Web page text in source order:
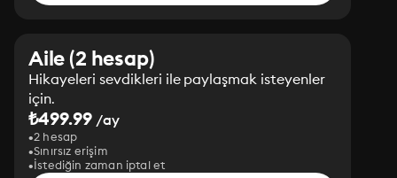
Aile (2 hesap)
Hikayeleri sevdikleri ile paylaşmak isteyenler
için.
₺499.99 /ay
2 hesap
Sınırsız erişim
İstediğin zaman iptal et